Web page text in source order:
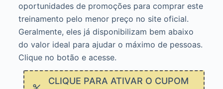
oportunidades de promoções para comprar este
treinamento pelo menor preço no site oficial.
Geralmente, eles já disponibilizam bem abaixo
do valor ideal para ajudar o máximo de pessoas.
Clique no botão e acesse.
CLIQUE PARA ATIVAR O CUPOM